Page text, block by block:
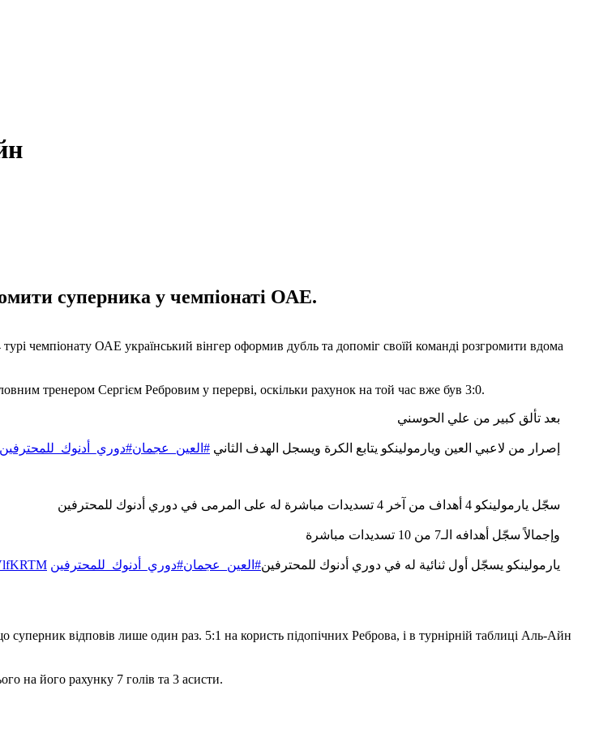
суперника у чемпіонаті ОАЕ.
чемпіонату ОАЕ український вінгер оформив дубль та допоміг своїй команді розгромити вдома
тренером Сергієм Ребровим у перерві, оскільки рахунок на той час вже був 3:0.
بعد تألق كبير من علي الحوسني
إصرار من لاعبي العين ويارمولينكو يتابع الكرة ويسجل الهدف الثاني #العين_عجمان#دوري_أدنوك_للمحترفين
سجّل يارمولينكو 4 أهداف من آخر 4 تسديدات مباشرة له على المرمى في دوري أدنوك للمحترفين
وإجمالاً سجّل أهدافه الـ7 من 10 تسديدات مباشرة
يارمولينكو يسجّل أول ثنائية له في دوري أدنوك للمحترفين#العين_عجمان#دوري_أدنوك_للمحترفين
відповів лише один раз. 5:1 на користь підопічних Реброва, і в турнірній таблиці Аль-Айн
на його рахунку 7 голів та 3 асисти.